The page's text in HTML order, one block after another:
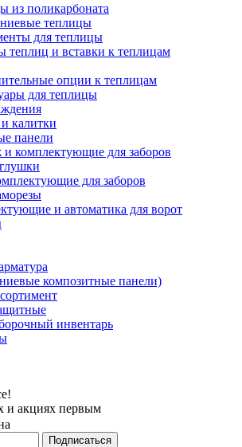
из поликарбоната
теплицы
для теплицы
теплиц и вставки к теплицам
опции к теплицам
для теплицы
калитки
панели
комплектующие для заборов
для заборов
и автоматика для ворот
композитные панели)
инвентарь
и акциях первым